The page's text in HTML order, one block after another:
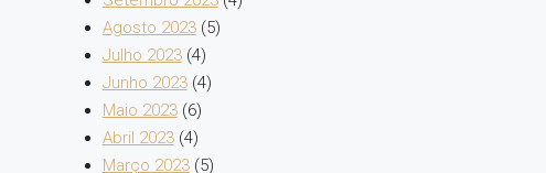
Agosto 2023(5)
Julho 2023(4)
Junho 2023(4)
Maio 2023(6)
Abril 2023(4)
Março 2023(5)